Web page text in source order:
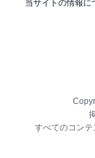
当サイトの情報に
すべてのコンテ